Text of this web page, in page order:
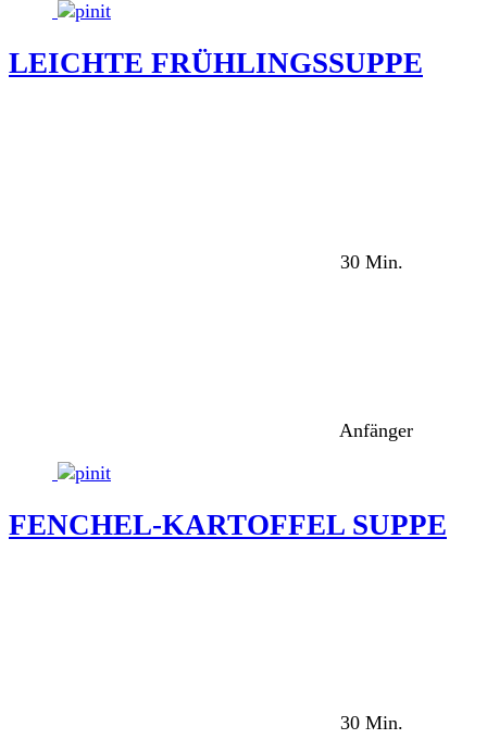
LEICHTE FRÜHLINGSSUPPE
30 Min.
Anfänger
FENCHEL-KARTOFFEL SUPPE
30 Min.